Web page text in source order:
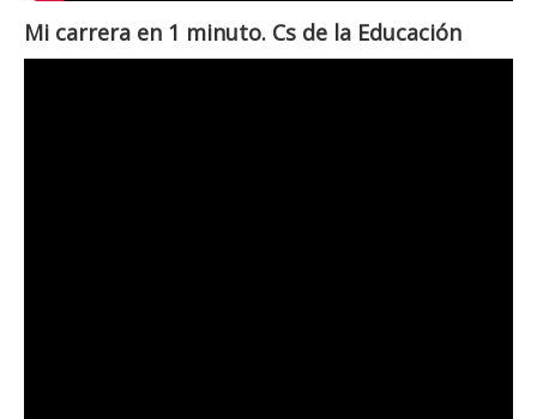
Mi carrera en 1 minuto. Cs de la Educación